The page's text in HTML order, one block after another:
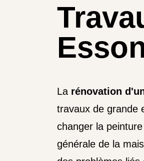
La rénovation
travaux de grande
changer la
générale de la